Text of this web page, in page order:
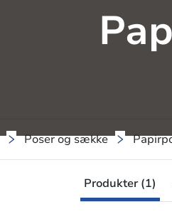
Poser og sække
Produkter (1)